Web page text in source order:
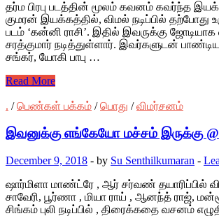
தர்ம பிரபு படத்தின் மூலம் கவனம் கவர்ந்த
குமரன் இயக்கத்தில், விமல் நடிப்பில் தற்போது
படம் ‘கன்னி ராசி’. இதில் இவருக்கு ஜோடியாக
சரத்குமார் நடித்துள்ளார். இவர்களுடன்
சங்கர், யோகி பாபு …
Read More
. /பெண்கள் பக்கம் /பொது /விமர்சனம்
இவனுக்கு எங்கேயோ மச்சம் இருக்கு
December 9, 2018 - by Su Senthilkumaran -
ஷார்மிளா மாண்ட்ரே , ஆர் சர்வண் தயாரிப்பில்
சாவேரி, பூர்ணா , மியா ராய் , ஆனந்த் ராஜ்,
சிங்கம் புலி நடிப்பில் , திரைக்கதை வசனம்